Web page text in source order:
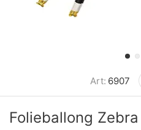
Art: 6907
Folieballong Zebra